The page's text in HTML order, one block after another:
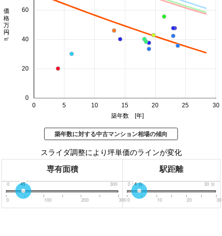
0 5 10 15 20 25 30
0
20
40
60
築年数 [年]
価格 万円/㎡
築年数に対する中古マンション相場の傾向
スライダ調整により坪単価のラインが変化
専有面積 駅距離
0 300
45
0 100 200 300
0 分 30 分
4分
0 10 20 30